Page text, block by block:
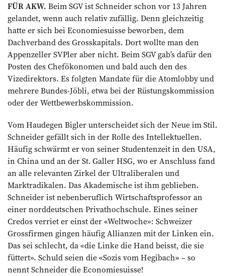
FÜR AKW. Beim SGV ist Schneider schon vor 13 Jahren
gelandet, wenn auch relativ zufällig. Denn gleichzeitig
hatte er sich bei Economiesuisse beworben, dem
Dachverband des Grosskapitals. Dort wollte man den
Appenzeller SVPler aber nicht. Beim SGV gab’s dafür den
Posten des Chefökonomen und bald auch den des
Vizedirektors. Es folgten Mandate für die Atomlobby und
mehrere Bundes-Jöbli, etwa bei der Rüstungskommission
oder der Wettbewerbskommission.
Vom Haudegen Bigler unterscheidet sich der Neue im Stil.
Schneider gefällt sich in der Rolle des Intellektuellen.
Häufig schwärmt er von seiner Studentenzeit in den USA,
in China und an der St. Galler HSG, wo er Anschluss fand
an alle relevanten Zirkel der Ultraliberalen und
Marktradikalen. Das Akademische ist ihm geblieben.
Schneider ist nebenberuflich Wirtschaftsprofessor an
einer norddeutschen Privathochschule. Eines seiner
Credos verriet er einst der «Weltwoche»: Schweizer
Grossfirmen gingen häufig Allianzen mit der Linken ein.
Das sei schlecht, da «die Linke die Hand beisst, die sie
füttert». Schuld seien die «Sozis vom Hegibach» – so
nennt Schneider die Economiesuisse!